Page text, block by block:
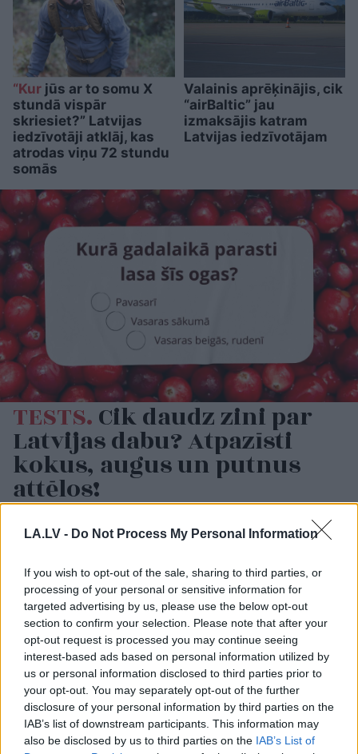
LA.LV - Do Not Process My Personal Information
If you wish to opt-out of the sale, sharing to third parties, or
processing of your personal or sensitive information for
targeted advertising by us, please use the below opt-out
section to confirm your selection. Please note that after your
opt-out request is processed you may continue seeing
interest-based ads based on personal information utilized by
us or personal information disclosed to third parties prior to
your opt-out. You may separately opt-out of the further
disclosure of your personal information by third parties on the
IAB’s list of downstream participants. This information may
also be disclosed by us to third parties on the IAB’s List of
“Kur jūs ar to somu X
stundā vispār
skriesiet?” Latvijas
iedzīvotāji atklāj, kas
atrodas viņu 72 stundu
somās
Valainis aprēķinājis, cik
“airBaltic” jau
izmaksājis katram
Latvijas iedzīvotājam
TESTS.Cik daudz zini par
Latvijas dabu? Atpazīsti
kokus, augus un putnus
attēlos!
Astroloģeizceļ 3
zodiaka zīmes, kurām ir
nosliece uz emocionālu
kontroli pār citiem
cilvēkiem
Vācijāvirs militārās
bāzes pamanīti
aizdomīgi droni